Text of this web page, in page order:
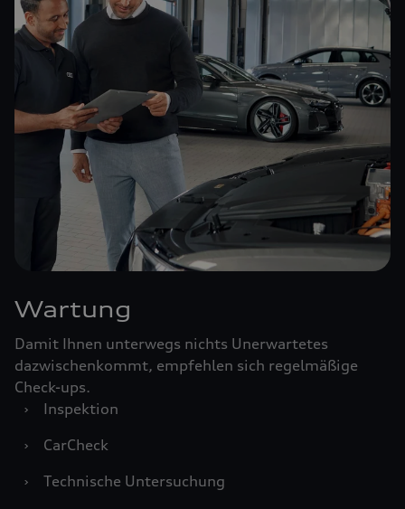
Wartung
Damit Ihnen unterwegs nichts Unerwartetes
dazwischenkommt, empfehlen sich regelmäßige
Check-ups.
›
Inspektion
›
CarCheck
›
Technische Untersuchung